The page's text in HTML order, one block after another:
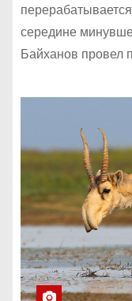
середине
Байханов провел